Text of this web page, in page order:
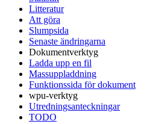
Litteratur
Att göra
Slumpsida
Senaste ändringarna
Dokumentverktyg
Ladda upp en fil
Massuppladdning
Funktionssida för dokument
wpu-verktyg
Utredningsanteckningar
TODO